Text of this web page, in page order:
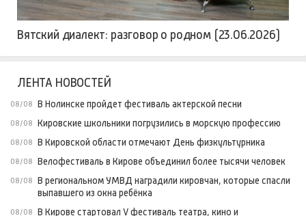
Вятский диалект: разговор о родном (23.06.2026)
ЛЕНТА НОВОСТЕЙ
08/08 В Нолинске пройдет фестиваль актерской песни
08/08 Кировские школьники погрузились в морскую профессию
08/08 В Кировской области отмечают День физкультурника
08/08 Велофестиваль в Кирове объединил более тысячи человек
08/08 В региональном УМВД наградили кировчан, которые спасли
выпавшего из окна ребёнка
08/08 В Кирове стартовал V фестиваль театра, кино и